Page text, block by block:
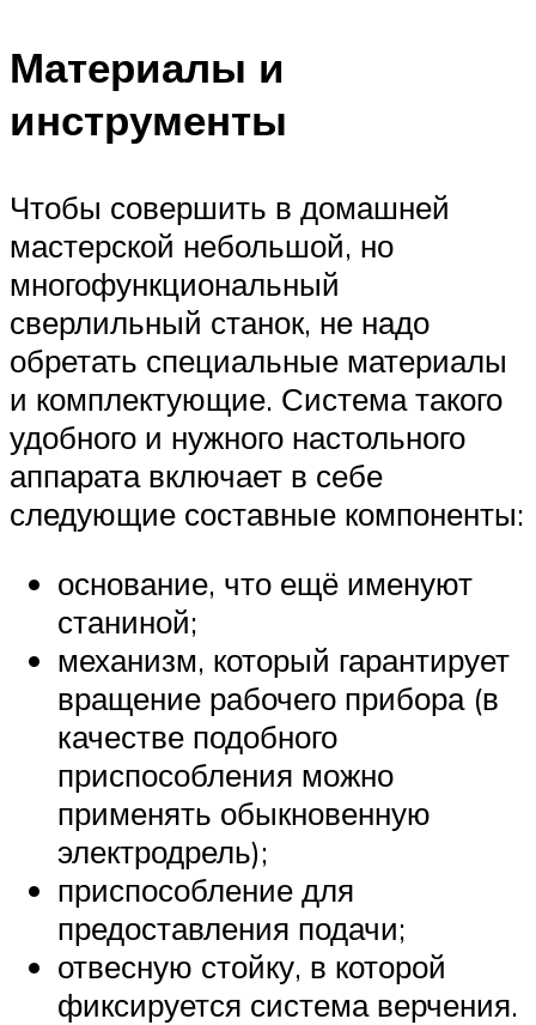
Материалы и
инструменты
Чтобы совершить в домашней
мастерской небольшой, но
многофункциональный
сверлильный станок, не надо
обретать специальные материалы
и комплектующие. Система такого
удобного и нужного настольного
аппарата включает в себе
следующие составные компоненты:
основание, что ещё именуют
станиной;
механизм, который гарантирует
вращение рабочего прибора (в
качестве подобного
приспособления можно
применять обыкновенную
электродрель);
приспособление для
предоставления подачи;
отвесную стойку, в которой
фиксируется система верчения.